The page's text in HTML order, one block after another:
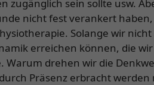
zugänglich sein sollte usw.
nicht fest verankert
Solange wir
erreichen können, die
drehen wir die
Präsenz erbracht werden